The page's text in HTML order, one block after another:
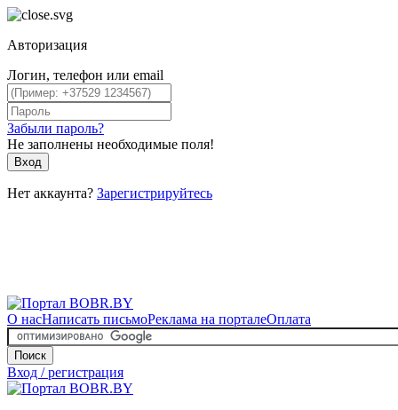
Авторизация
Логин, телефон или email
Забыли пароль?
Не заполнены необходимые поля!
Вход
Нет аккаунта? Зарегистрируйтесь
О насНаписать письмоРеклама на порталеОплата
Поиск
Вход / регистрация